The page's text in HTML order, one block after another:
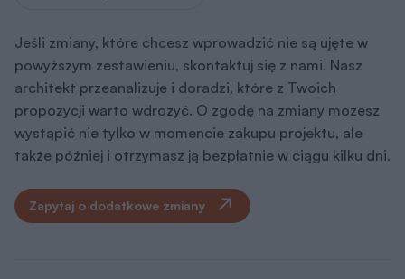
Jeśli zmiany, które chcesz wprowadzić nie są ujęte w
powyższym zestawieniu, skontaktuj się z nami. Nasz
architekt przeanalizuje i doradzi, które z Twoich
propozycji warto wdrożyć. O zgodę na zmiany możesz
wystąpić nie tylko w momencie zakupu projektu, ale
także później i otrzymasz ją bezpłatnie w ciągu kilku dni.
Zapytaj o dodatkowe zmiany